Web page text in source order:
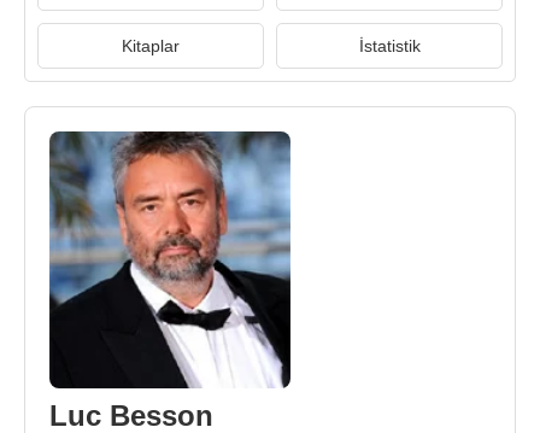
Kitaplar İstatistik
Luc Besson